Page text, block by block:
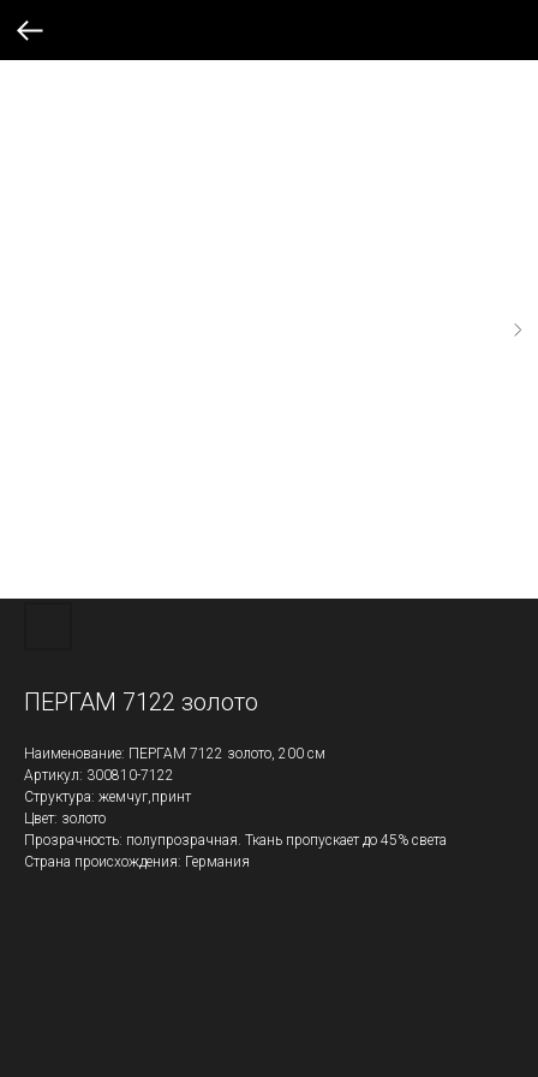
ПЕРГАМ 7122 золото
Наименование: ПЕРГАМ 7122 золото, 200 см
Артикул: 300810-7122
Структура: жемчуг,принт
Цвет: золото
Прозрачность: полупрозрачная. Ткань пропускает до 45% света
Страна происхождения: Германия